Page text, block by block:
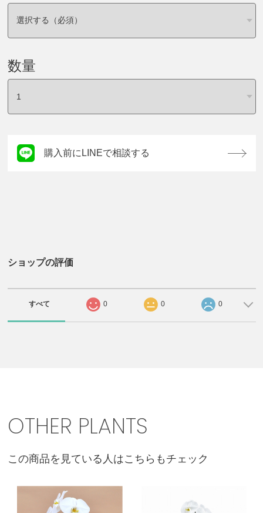
数量
購入前にLINEで相談する
ショップの評価
すべて 0 0 0
OTHER PLANTS
この商品を見ている人はこちらもチェック